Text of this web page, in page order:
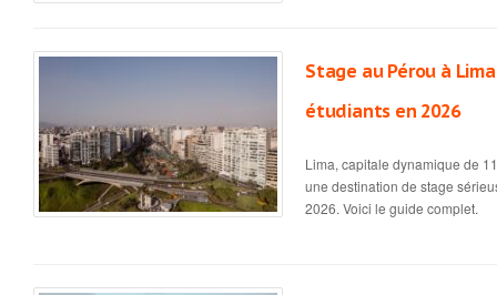
Stage au Pérou à
étudiants en 2026
Lima, capitale dynamique de
une destination de stage
2026. Voici le guide complet.